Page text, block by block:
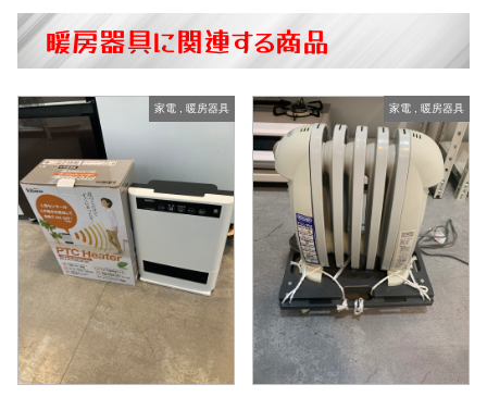
暖房器具に関連する商品
家電, 暖房器具 家電 暖房器具